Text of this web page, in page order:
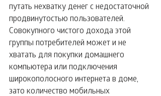
путать нехватку денег с недостаточной
продвинутостью пользователей.
Совокупного чистого дохода этой
группы потребителей может и не
хватать для покупки домашнего
компьютера или подключения
широкополосного интернета в доме,
зато количество мобильных